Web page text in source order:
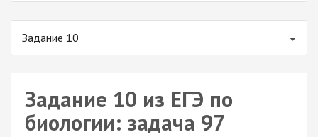
Задание 10
Задание 10 из ЕГЭ по
биологии: задача 97